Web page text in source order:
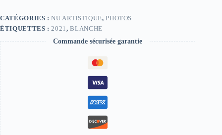
CATÉGORIES :NU ARTISTIQUE,PHOTOS
ÉTIQUETTES : 2021,BLANCHE
Commande sécurisée garantie